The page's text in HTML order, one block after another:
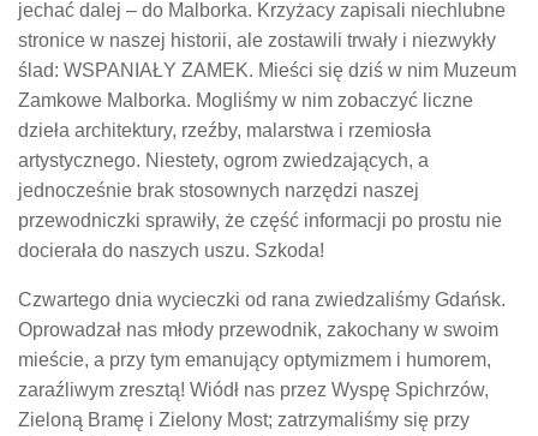
jechać dalej – do Malborka. Krzyżacy zapisali niechlubne
stronice w naszej historii, ale zostawili trwały i niezwykły
ślad: WSPANIAŁY ZAMEK. Mieści się dziś w nim Muzeum
Zamkowe Malborka. Mogliśmy w nim zobaczyć liczne
dzieła architektury, rzeźby, malarstwa i rzemiosła
artystycznego. Niestety, ogrom zwiedzających, a
jednocześnie brak stosownych narzędzi naszej
przewodniczki sprawiły, że część informacji po prostu nie
docierała do naszych uszu. Szkoda!
Czwartego dnia wycieczki od rana zwiedzaliśmy Gdańsk.
Oprowadzał nas młody przewodnik, zakochany w swoim
mieście, a przy tym emanujący optymizmem i humorem,
zaraźliwym zresztą! Wiódł nas przez Wyspę Spichrzów,
Zieloną Bramę i Zielony Most; zatrzymaliśmy się przy